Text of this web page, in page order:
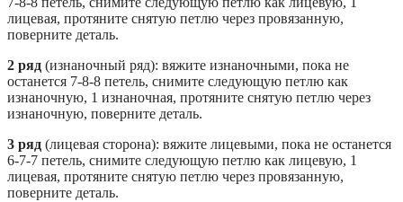
лицевая, протяните снятую петлю через провязанную,
поверните деталь.
2 ряд (изнаночный ряд): вяжите изнаночными, пока не
останется 7-8-8 петель, снимите следующую петлю как
изнаночную, 1 изнаночная, протяните снятую петлю через
изнаночную, поверните деталь.
3 ряд (лицевая сторона): вяжите лицевыми, пока не останется
6-7-7 петель, снимите следующую петлю как лицевую, 1
лицевая, протяните снятую петлю через провязанную,
поверните деталь.